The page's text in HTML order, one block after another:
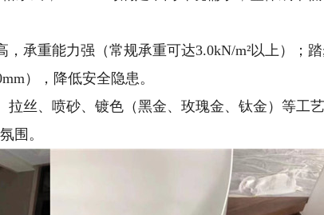
承重能力强（常规承重可达3.0kN/m²以上）；
），降低安全隐患。
丝、喷砂、镀色（黑金、玫瑰金、钛金）等工
围。